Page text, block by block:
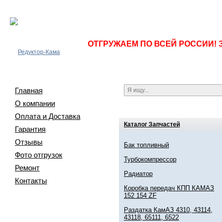
ОТГРУЖАЕМ ПО ВСЕЙ РОССИИ!
Главная
О компании
Оплата и Доставка
Гарантия
Отзывы
Фото отгрузок
Ремонт
Контакты
Каталог Запчастей
Бак топливный
Турбокомпрессор
Радиатор
Коробка передач КПП КАМАЗ
152 154 ZF
Раздатка КамАЗ 4310, 43114,
43118, 65111, 6522